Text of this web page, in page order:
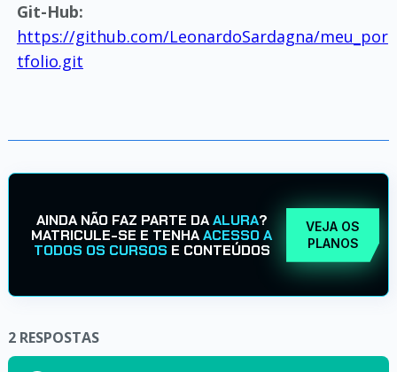
Git-Hub:
https://github.com/LeonardoSardagna/meu_por
tfolio.git
AINDA NÃO FAZ PARTE DAALURA?
MATRICULE-SE E TENHAACESSO A
TODOS OS CURSOS E CONTEÚDOS
VEJA OS
PLANOS
2 RESPOSTAS